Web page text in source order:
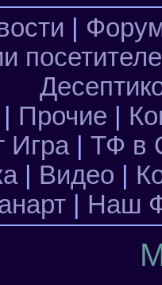
Прочие
Игра| ТФ в
| Видео
Наш